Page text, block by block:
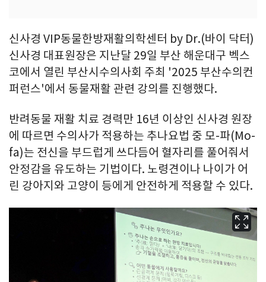
신사경 VIP동물한방재활의학센터 by Dr.(바이 닥터)
신사경 대표원장은 지난달 29일 부산 해운대구 벡스
코에서 열린 부산시수의사회 주최 '2025 부산수의컨
퍼런스'에서 동물재활 관련 강의를 진행했다.
반려동물 재활 치료 경력만 16년 이상인 신사경 원장
에 따르면 수의사가 적용하는 추나요법 중 모-파(Mo-
fa)는 전신을 부드럽게 쓰다듬어 혈자리를 풀어줘서
안정감을 유도하는 기법이다. 노령견이나 나이가 어
린 강아지와 고양이 등에게 안전하게 적용할 수 있다.